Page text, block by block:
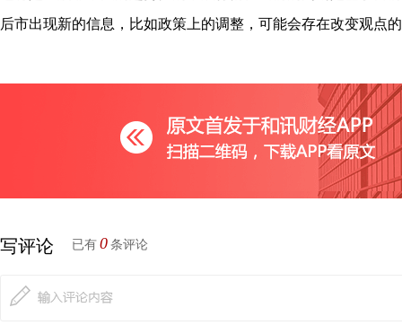
后市出现新的信息，比如政策上的调整，可能会存在改变观点
写评论 已有 0 条评论